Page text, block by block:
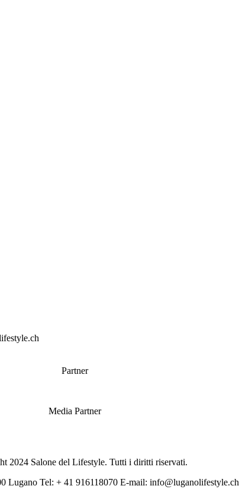
Partner
Media Partner
2024 Salone del Lifestyle. Tutti i diritti riservati.
Lugano Tel: + 41 916118070 E-mail: info@luganolifestyle.ch